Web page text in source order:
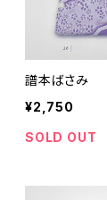
譜本ばさみ
¥2,750
SOLD OUT